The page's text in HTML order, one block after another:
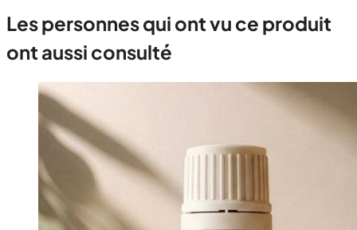
Les personnes qui ont vu ce produit
ont aussi consulté